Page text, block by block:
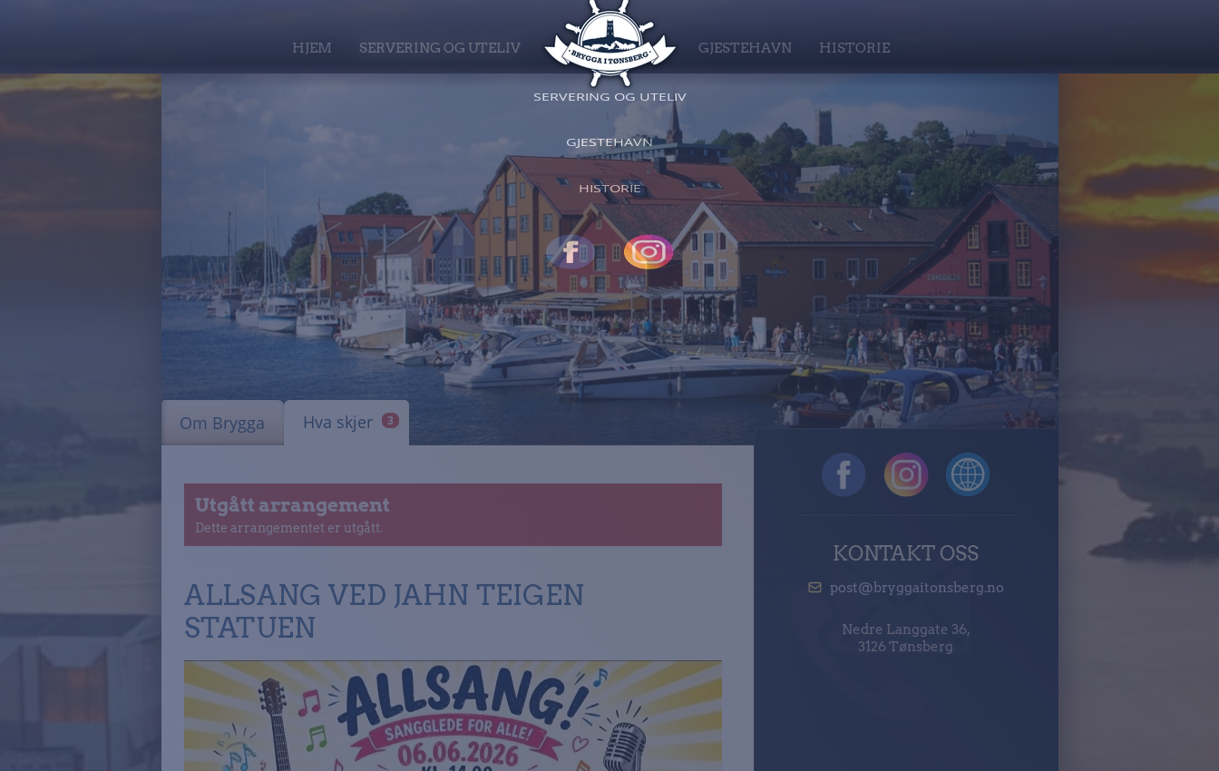
HJEM SERVERING OG UTELIV GJESTEHAVN HISTORIE
HJEM
SERVERING OG UTELIV
GJESTEHAVN
HISTORIE
Om Brygga Hva skjer 3
Utgått arrangement
Dette arrangementet er utgått.
ALLSANG VED JAHN TEIGEN
STATUEN
KONTAKT OSS
post@bryggaitonsberg.no
Nedre Langgate 36,
3126 Tønsberg